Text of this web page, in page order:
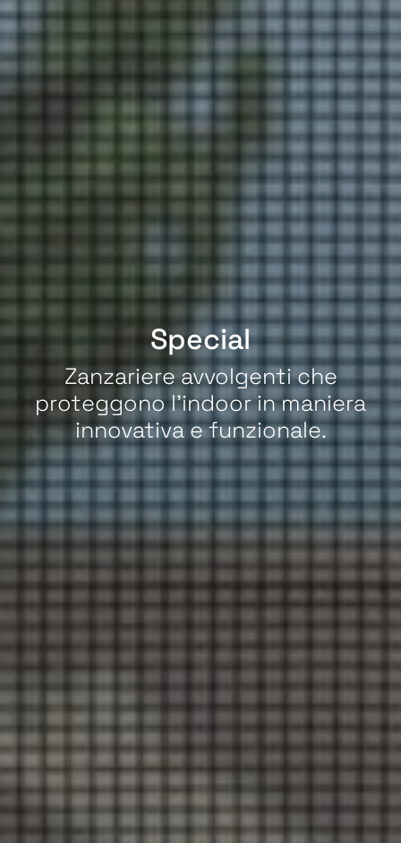
Special
Zanzariere avvolgenti che
proteggono l'indoor in maniera
innovativa e funzionale.